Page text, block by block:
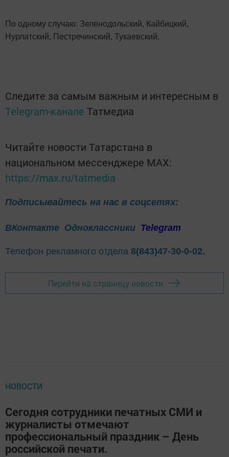
По одному случаю: Зеленодольский, Кайбицкий,
Нурлатский, Пестречинский, Тукаевский.
Следите за самым важным и интересным в
Telegram-канале Татмедиа
Читайте новости Татарстана в
национальном мессенджере MАХ:
https://max.ru/tatmedia
Подписывайтесь на нас в соцсетях:
ВКонтакте Одноклассники Telegram
Телефон рекламного отдела 8(843)47-30-0-02.
Перейти на страницу новости
НОВОСТИ
Сегодня сотрудники печатных СМИ и
журналисты отмечают
профессиональный праздник – День
российской печати.